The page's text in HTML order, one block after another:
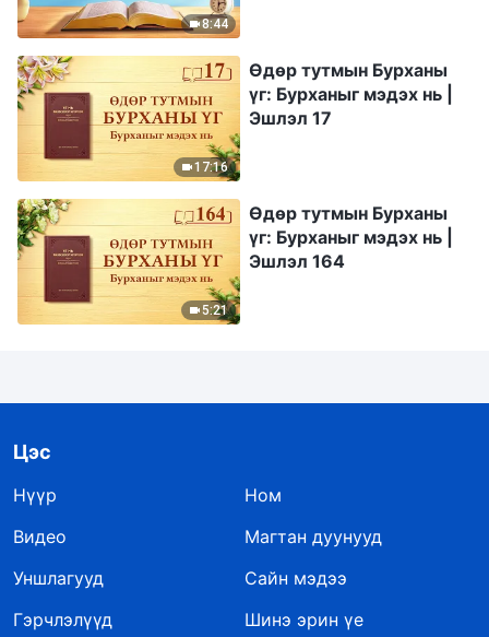
8:44
17:16
Өдөр тутмын Бурханы
үг: Бурханыг мэдэх нь |
Эшлэл 17
5:21
Өдөр тутмын Бурханы
үг: Бурханыг мэдэх нь |
Эшлэл 164
Цэс
Нүүр
Ном
Видео
Магтан дуунууд
Уншлагууд
Сайн мэдээ
Гэрчлэлүүд
Шинэ эрин үе